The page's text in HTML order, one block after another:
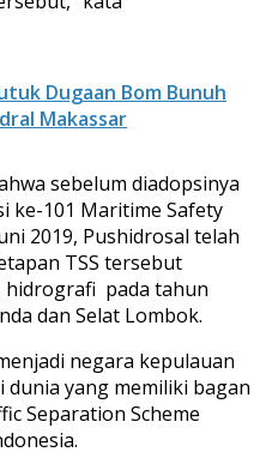
Dugaan Bom Bunuh
Makassar
sebelum diadopsinya
ke-101 Maritime Safety
2019, Pushidrosal telah
TSS tersebut
hidrografi pada tahun
dan Selat Lombok.
negara kepulauan
dunia yang memiliki bagan
Separation Scheme